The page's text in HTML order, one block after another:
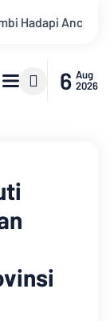
Batanghari
6 Aug
2026